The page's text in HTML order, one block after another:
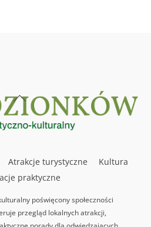
Back
To
Top
Atrakcje turystyczne
Kultura
praktyczne
poświęcony społeczności
przegląd lokalnych atrakcji,